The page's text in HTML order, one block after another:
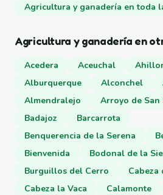
Agricultura y ganadería en toda
Agricultura y ganadería en
Acedera Aceuchal
Alburquerque
Alconchel
Almendralejo
Arroyo de San
Badajoz
Barcarrota
Benquerencia de la Serena
Bienvenida
Bodonal de la
Burguillos del Cerro
Cabeza
Cabeza la Vaca
Calamonte